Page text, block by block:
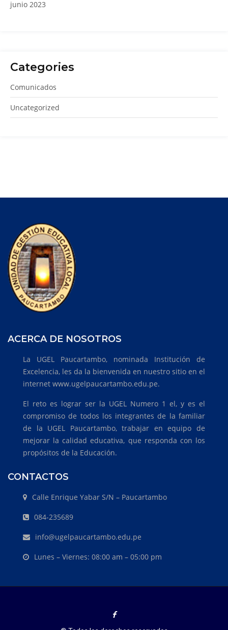
junio 2023
Categories
Comunicados
Uncategorized
ACERCA DE NOSOTROS
La UGEL Paucartambo, nominada Institución de
Excelencia, les da la bienvenida en nuestro sitio en el
internet www.ugelpaucartambo.edu.pe.
El reto es lograr ser la UGEL Numero 1 el, y es el
compromiso de todos los integrantes de la familiar
de la UGEL Paucartambo, trabajar en equipo de
mejorar la calidad educativa, que responda con los
propósitos de la Educación.
CONTACTOS
Calle Enrique Yabar S/N – Paucartambo
084-235689
info@ugelpaucartambo.edu.pe
Lunes – Viernes: 08:00 am – 05:00 pm